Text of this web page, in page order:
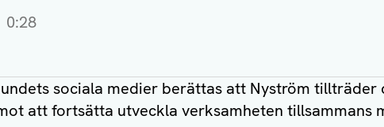
0:28
sociala medier berättas att Nyström tillträder
att fortsätta utveckla verksamheten tillsammans